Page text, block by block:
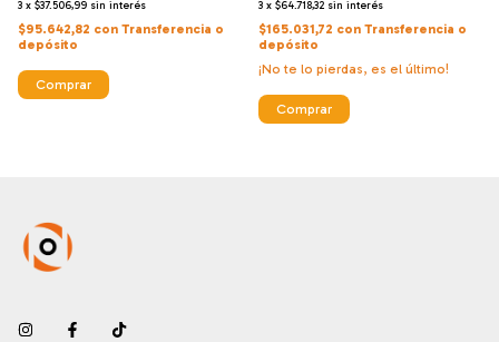
3 x $37.506,99 sin interés
$95.642,82 con Transferencia o
depósito
Comprar
3 x $64.718,32 sin interés
$165.031,72 con Transferencia o
depósito
¡No te lo pierdas, es el último!
Comprar